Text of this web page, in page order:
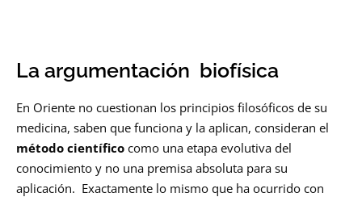
La argumentación biofísica
En Oriente no cuestionan los principios filosóficos de su
medicina, saben que funciona y la aplican, consideran el
método científico como una etapa evolutiva del
conocimiento y no una premisa absoluta para su
aplicación. Exactamente lo mismo que ha ocurrido con